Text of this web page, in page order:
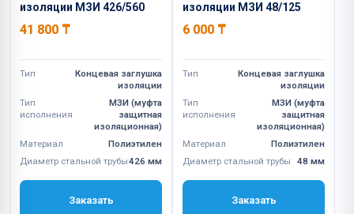
изоляции МЗИ 426/560
41 800 ₸
Тип
Концевая заглушка
изоляции
Тип
исполнения
МЗИ (муфта
защитная
изоляционная)
Материал
Полиэтилен
Диаметр стальной трубы426 мм
Заказать
изоляции МЗИ 48/125
6 000 ₸
Тип
Концевая заглушка
изоляции
Тип
исполнения
МЗИ (муфта
защитная
изоляционная)
Материал
Полиэтилен
Диаметр стальной трубы
48 мм
Заказать